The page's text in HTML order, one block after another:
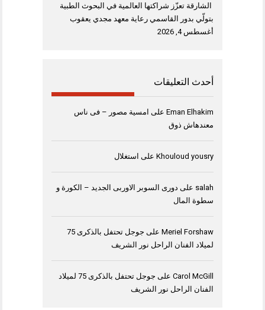
الشارقة تعزّز شراكتها العالمية في البحوث الطبية
بتولّي بدور القاسمي رعاية معهد مجدي يعقوب
أغسطس 4, 2026
أحدث التعليقات
Eman Elhakim على امسية مصور – فى ناس
معندهاش ذوق
Khouloud yousry على استغلال
salah على دورى السوبر الاوربى الجديد – الكورة و
سطوة المال
Meriel Forshaw على
جوجل تحتفل بالذكرى 75
لميلاد الفنان الراحل نور الشريف
Carol McGill على
جوجل تحتفل بالذكرى 75 لميلاد
الفنان الراحل نور الشريف